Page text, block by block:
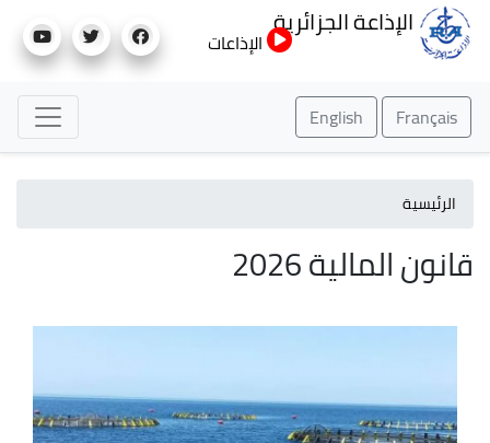
إلى
الإذاعة الجزائرية
الإذاعات
Français
English
الرئيسية
قانون المالية 2026